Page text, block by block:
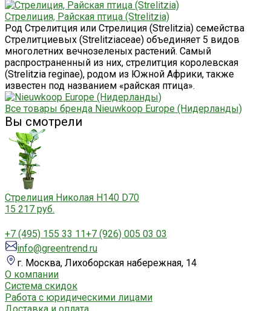
Стрелиция, Райская птица (Strelitzia)
Род Стрелитция или Стрелиция (Strelitzia) семейства
Стрелитциевых (Strelitziaceae) объединяет 5 видов
многолетних вечнозеленых растений. Самый
распространенный из них, стрелитция королевская
(Strelitzia reginae), родом из Южной Африки, также
известен под названием «райская птица».
Все товары бренда Nieuwkoop Europe (Нидерланды)
Вы смотрели
Стрелиция Николая H140 D70
15 217 руб.
+7 (495) 155 33 11+7 (926) 005 03 03
info@greentrend.ru
г. Москва, Лихоборская набережная, 14
О компании
Система скидок
Работа с юридическими лицами